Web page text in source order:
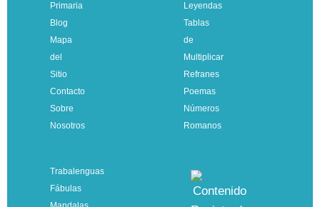
Primaria
Blog
Mapa
del
Sitio
Contacto
Sobre
Nosotros
Leyendas
Tablas
de
Multiplicar
Refranes
Poemas
Números
Romanos
Trabalenguas
Fábulas